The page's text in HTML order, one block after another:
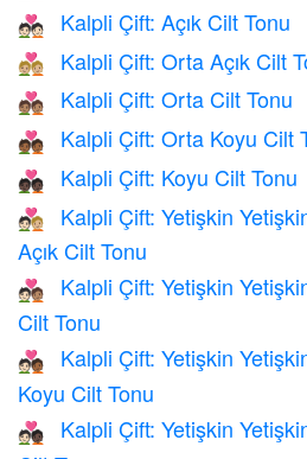
💑🏻 Kalpli Çift: Açık Cilt Tonu
💑🏼 Kalpli Çift: Orta Açık Cilt
💑🏽 Kalpli Çift: Orta Cilt Tonu
💑🏾 Kalpli Çift: Orta Koyu Cilt
💑🏿 Kalpli Çift: Koyu Cilt Tonu
🧑🏻‍❤️‍🧑🏼
Kalpli Çift: Yetişkin
Açık Cilt Tonu
🧑🏻‍❤️‍🧑🏽
Kalpli Çift: Yetişkin
Cilt Tonu
🧑🏻‍❤️‍🧑🏾
Kalpli Çift: Yetişkin
Koyu Cilt Tonu
🧑🏻‍❤️‍🧑🏿
Kalpli Çift: Yetişkin